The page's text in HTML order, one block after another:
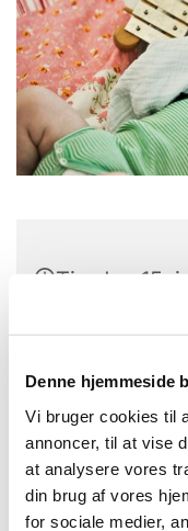
Denne hjemmeside
Vi bruger cookies til
annoncer, til at vise
at analysere vores
din brug af vores
for sociale medier,
Tirsdag 15.
Laden,
Søborg
Karen